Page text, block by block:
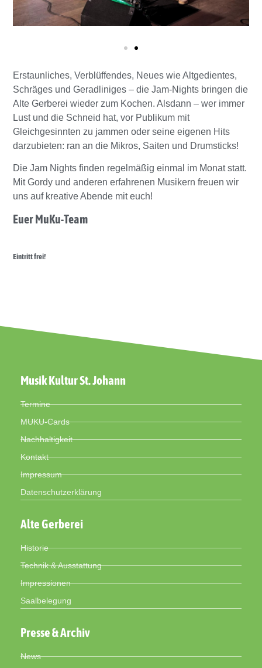
Erstaunliches, Verblüffendes, Neues wie Altgedientes,
Schräges und Geradliniges – die Jam-Nights bringen die
Alte Gerberei wieder zum Kochen. Alsdann – wer immer
Lust und die Schneid hat, vor Publikum mit
Gleichgesinnten zu jammen oder seine eigenen Hits
darzubieten: ran an die Mikros, Saiten und Drumsticks!
Die Jam Nights finden regelmäßig einmal im Monat statt.
Mit Gordy und anderen erfahrenen Musikern freuen wir
uns auf kreative Abende mit euch!
Euer MuKu-Team
Eintritt frei!
Musik Kultur St. Johann
Termine
MUKU-Cards
Nachhaltigkeit
Kontakt
Impressum
Datenschutzerklärung
Alte Gerberei
Historie
Technik & Ausstattung
Impressionen
Saalbelegung
Presse & Archiv
News